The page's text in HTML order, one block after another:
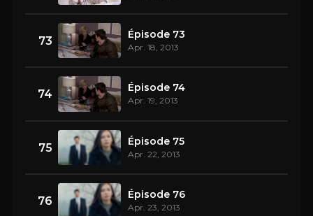
73 Épisode 73
Apr. 18, 2013
74 Épisode 74
Apr. 19, 2013
75 Épisode 75
Apr. 22, 2013
76 Épisode 76
Apr. 23, 2013